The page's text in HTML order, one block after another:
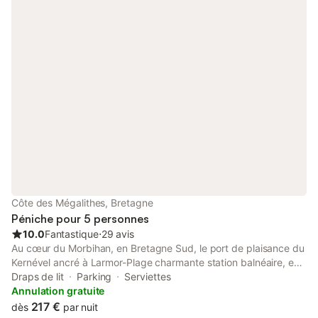
Côte des Mégalithes, Bretagne
Péniche pour 5 personnes
10.0Fantastique⋅29 avis
Au cœur du Morbihan, en Bretagne Sud, le port de plaisance du
Kernével ancré à Larmor-Plage charmante station balnéaire, est
idéalement situé dans la rade de Lorient. Larmor-Plage fait face
à L'Île de Groix et à la Citadelle de Port-Louis. Ses plages de
sable fin font le bonheur des pratiquants de sports de glisse et
Draps de lit Parking
Serviettes
Annulation gratuite
dès 217 € par nuit